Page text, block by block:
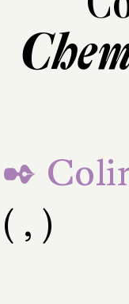
✒
( , )